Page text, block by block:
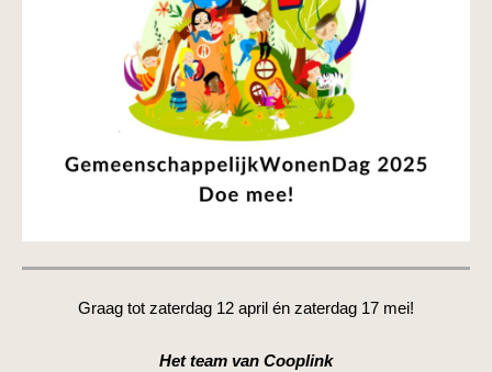
Graag tot zaterdag 12 april én zaterdag 17 mei!
Hetteam van Cooplink